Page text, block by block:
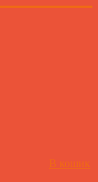
В кошик